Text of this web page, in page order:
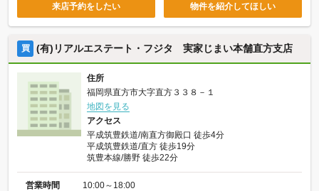
来店予約をしたい 物件を紹介してほしい
買 (有)リアルエステート・フジタ 実家じまい本舗直方支店
住所
福岡県直方市大字直方３３８－１
地図を見る
アクセス
平成筑豊鉄道/南直方御殿口 徒歩4分
平成筑豊鉄道/直方 徒歩19分
筑豊本線/勝野 徒歩22分
営業時間 10:00～18:00